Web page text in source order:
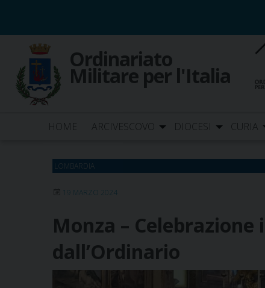
content
Ordinariato
Militare per l'Italia
HOME ARCIVESCOVO DIOCESI CURIA
LOMBARDIA
19 MARZO 2024
Monza –
dall’Ordinario